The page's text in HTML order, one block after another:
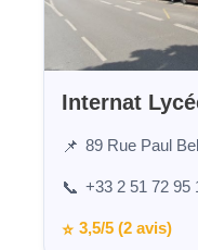
Internat
📌 89 Rue Paul
📞 +33 2 51 72 95
⭐ 3,5/5 (2 avis)